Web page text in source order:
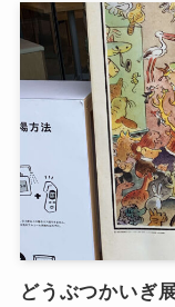
どうぶつかいぎ